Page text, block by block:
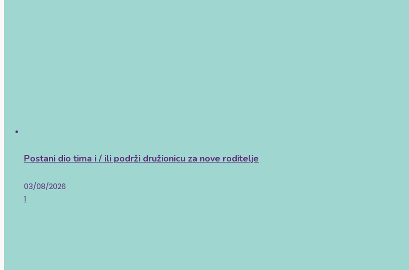
Postani dio tima i / ili podrži družionicu za nove roditelje
03/08/2026
1